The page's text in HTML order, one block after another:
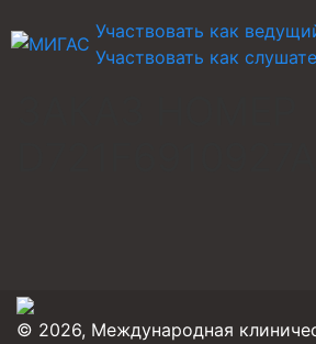
Участвовать как
Участвовать как
© 2026, Международная